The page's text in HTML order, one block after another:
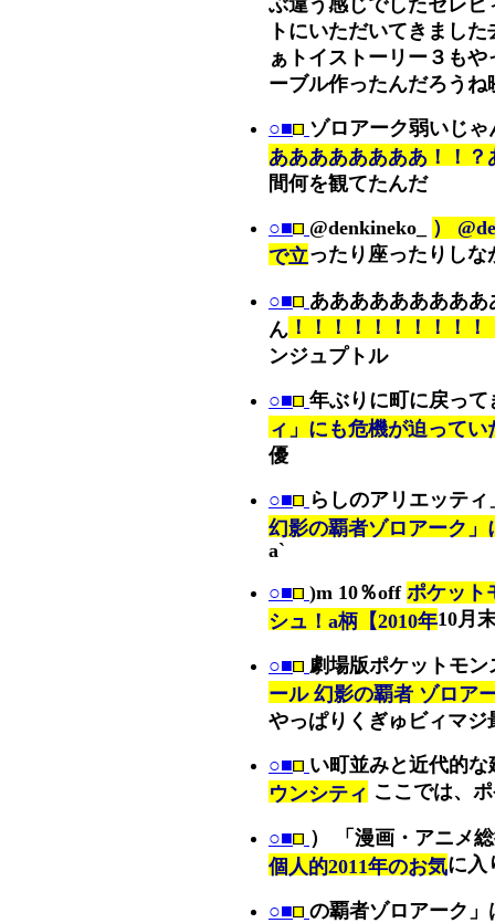
トにいただいてきまし
ぁトイストーリー３も
ーブル作ったんだろうね
○■ ゾロアーク弱いじゃ
ああああああああ！！
間何を観てたんだ
○■ @denkineko_ ）
で立ったり座ったりしな
○■ ああああああああ
ん ！！！！！！！！！
ンジュプトル
○■ 年ぶりに町に戻って
ィ」にも危機が迫ってい
優
○■ らしのアリエッティ
幻影の覇者ゾロアーク」
a`
○■ )m 10％off ポケット
シュ！a柄【2010年10月
○■ 劇場版ポケットモ
ール 幻影の覇者 ゾロア
やっぱりくぎゅビィマジ
○■ い町並みと近代的な
ウンシティ ここでは、
○■ ） 「漫画・アニメ
個人的2011年のお気に入
○■ の覇者ゾロアーク」